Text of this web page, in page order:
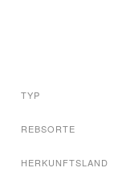
TYP
REBSORTE
HERKUNFTSLAND